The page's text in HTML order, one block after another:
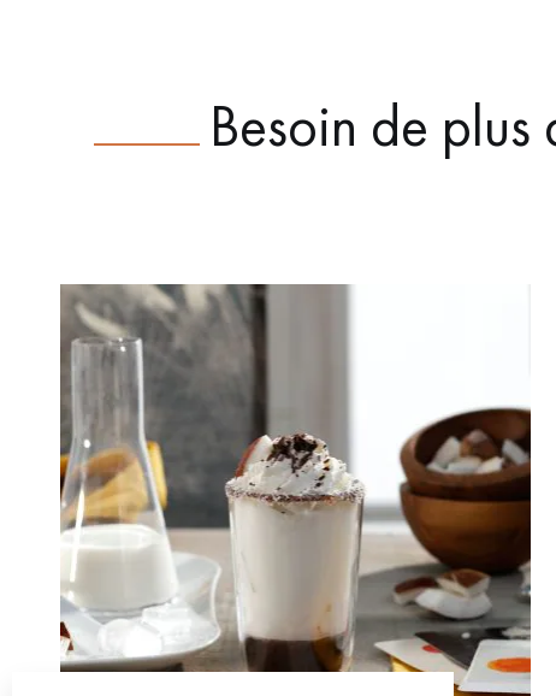
Besoin de